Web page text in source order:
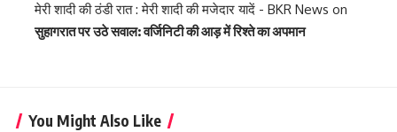
मेरी शादी की ठंडी रात : मेरी शादी की मजेदार यादें - BKR News on
सुहागरात पर उठे सवाल: वर्जिनिटी की आड़ में रिश्ते का अपमान
You Might Also Like